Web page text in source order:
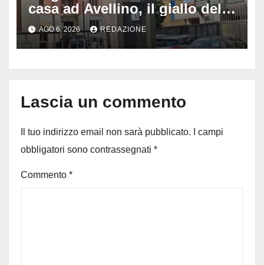
casa ad Avellino, il giallo della
porta socchiusa: disposta
l’autopsia
AGO 6, 2026 REDAZIONE
Lascia un commento
Il tuo indirizzo email non sarà pubblicato.
I campi
obbligatori sono contrassegnati *
Commento *